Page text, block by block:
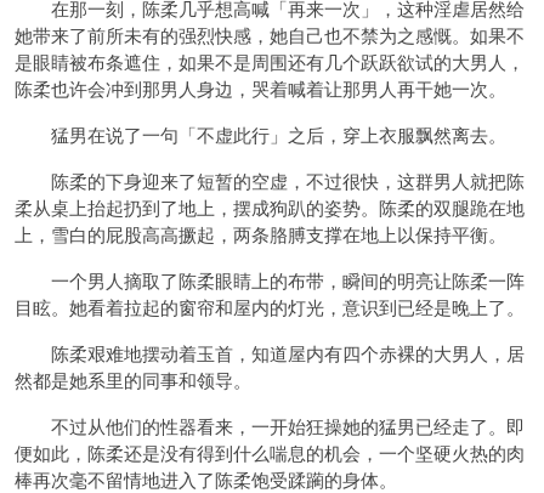
在那一刻，陈柔几乎想高喊「再来一次」，这种淫虐居然给
她带来了前所未有的强烈快感，她自己也不禁为之感慨。如果不
是眼睛被布条遮住，如果不是周围还有几个跃跃欲试的大男人，
陈柔也许会冲到那男人身边，哭着喊着让那男人再干她一次。
猛男在说了一句「不虚此行」之后，穿上衣服飘然离去。
陈柔的下身迎来了短暂的空虚，不过很快，这群男人就把陈
柔从桌上抬起扔到了地上，摆成狗趴的姿势。陈柔的双腿跪在地
上，雪白的屁股高高撅起，两条胳膊支撑在地上以保持平衡。
一个男人摘取了陈柔眼睛上的布带，瞬间的明亮让陈柔一阵
目眩。她看着拉起的窗帘和屋内的灯光，意识到已经是晚上了。
陈柔艰难地摆动着玉首，知道屋内有四个赤裸的大男人，居
然都是她系里的同事和领导。
不过从他们的性器看来，一开始狂操她的猛男已经走了。即
便如此，陈柔还是没有得到什么喘息的机会，一个坚硬火热的肉
棒再次毫不留情地进入了陈柔饱受蹂躏的身体。